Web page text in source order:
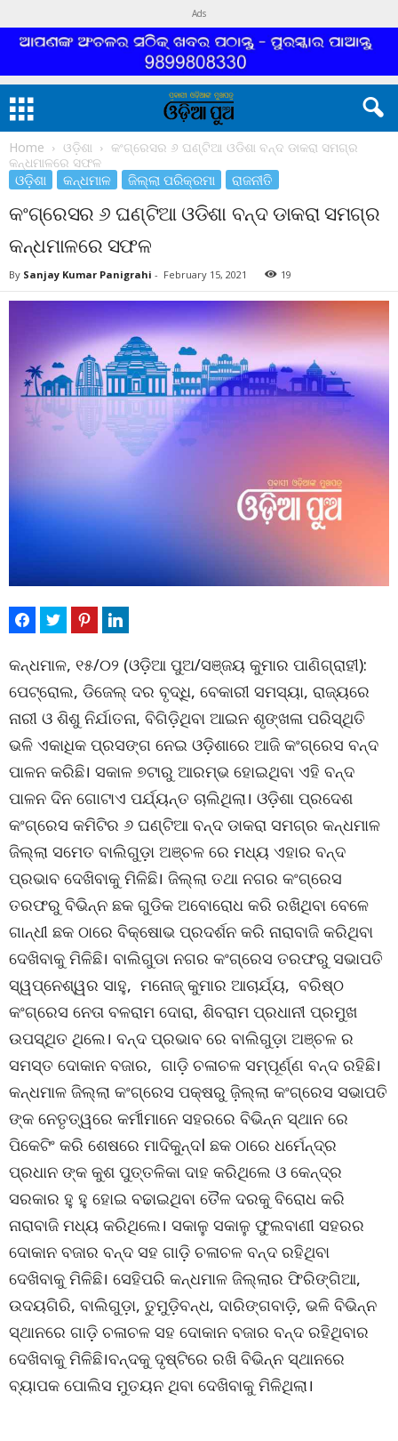
Ads
Home ଓଡ଼ିଶା
କଂଗ୍ରେସର ୬ ଘଣ୍ଟିଆ ଓଡିଶା ବନ୍ଦ ଡାକରା ସମଗ୍ର
କନ୍ଧମାଳରେ ସଫଳ
ଓଡ଼ିଶା କନ୍ଧମାଳ ଜିଲ୍ଲା ପରିକ୍ରମା ରାଜନୀତି
କଂଗ୍ରେସର ୬ ଘଣ୍ଟିଆ ଓଡିଶା ବନ୍ଦ ଡାକରା ସମଗ୍ର
କନ୍ଧମାଳରେ ସଫଳ
By Sanjay Kumar Panigrahi - February 15, 2021 19
କନ୍ଧମାଳ, ୧୫/୦୨ (ଓଡ଼ିଆ ପୁଅ/ସଞ୍ଜୟ କୁମାର ପାଣିଗ୍ରାହୀ):
ପେଟ୍ରୋଲ, ଡିଜେଲ୍ ଦର ବୃଦ୍ଧି, ବେକାରୀ ସମସ୍ୟା, ରାଜ୍ୟରେ
ନାରୀ ଓ ଶିଶୁ ନିର୍ଯାତନା, ବିଗିଡ଼ିଥିବା ଆଇନ ଶୃଙ୍ଖଳା ପରିସ୍ଥିତି
ଭଳି ଏକାଧିକ ପ୍ରସଙ୍ଗ ନେଇ ଓଡ଼ିଶାରେ ଆଜି କଂଗ୍ରେସ ବନ୍ଦ
ପାଳନ କରିଛି। ସକାଳ ୭ଟାରୁ ଆରମ୍ଭ ହୋଇଥିବା ଏହି ବନ୍ଦ
ପାଳନ ଦିନ ଗୋଟାଏ ପର୍ଯ୍ୟନ୍ତ ଚାଲିଥିଲା। ଓଡ଼ିଶା ପ୍ରଦେଶ
କଂଗ୍ରେସ କମିଟିର ୬ ଘଣ୍ଟିଆ ବନ୍ଦ ଡାକରା ସମଗ୍ର କନ୍ଧମାଳ
ଜିଲ୍ଲା ସମେତ ବାଲିଗୁଡ଼ା ଅଞ୍ଚଳ ରେ ମଧ୍ୟ ଏହାର ବନ୍ଦ
ପ୍ରଭାବ ଦେଖିବାକୁ ମିଳିଛି। ଜିଲ୍ଲା ତଥା ନଗର କଂଗ୍ରେସ
ତରଫରୁ ବିଭିନ୍ନ ଛକ ଗୁଡିକ ଅବୋରୋଧ କରି ରଖିଥିବା ବେଳେ
ଗାନ୍ଧୀ ଛକ ଠାରେ ବିକ୍ଷୋଭ ପ୍ରଦର୍ଶନ କରି ନାରାବାଜି କରିଥିବା
ଦେଖିବାକୁ ମିଳିଛି। ବାଲିଗୁଡା ନଗର କଂଗ୍ରେସ ତରଫରୁ ସଭାପତି
ସ୍ୱପ୍ନେଶ୍ୱର ସାହୁ, ମନୋଜ୍ କୁମାର ଆଚାର୍ଯ୍ୟ, ବରିଷ୍ଠ
କଂଗ୍ରେସ ନେତା ବଳରାମ ଦୋରା, ଶିବରାମ ପ୍ରଧାନୀ ପ୍ରମୁଖ
ଉପସ୍ଥିତ ଥିଲେ। ବନ୍ଦ ପ୍ରଭାବ ରେ ବାଲିଗୁଡ଼ା ଅଞ୍ଚଳ ର
ସମସ୍ତ ଦୋକାନ ବଜାର, ଗାଡ଼ି ଚଳାଚଳ ସମ୍ପୂର୍ଣ୍ଣ ବନ୍ଦ ରହିଛି।
କନ୍ଧମାଳ ଜିଲ୍ଲା କଂଗ୍ରେସ ପକ୍ଷରୁ ଜ଼ିଲ୍ଲା କଂଗ୍ରେସ ସଭାପତି
ଙ୍କ ନେତୃତ୍ୱରେ କର୍ମୀମାନେ ସହରରେ ବିଭିନ୍ନ ସ୍ଥାନ ରେ
ପିକେଟିଂ କରି ଶେଷରେ ମାଦିକୁନ୍ଦl ଛକ ଠାରେ ଧର୍ମେନ୍ଦ୍ର
ପ୍ରଧାନ ଙ୍କ କୁଶ ପୁତ୍ତଳିକା ଦାହ କରିଥିଲେ ଓ କେନ୍ଦ୍ର
ସରକାର ହୁ ହୁ ହୋଇ ବଢାଇଥିବା ତୈଳ ଦରକୁ ବିରୋଧ କରି
ନାରାବାଜି ମଧ୍ୟ କରିଥିଲେ। ସକାଳୁ ସକାଳୁ ଫୁଲବାଣୀ ସହରର
ଦୋକାନ ବଜାର ବନ୍ଦ ସହ ଗାଡ଼ି ଚଳାଚଳ ବନ୍ଦ ରହିଥିବା
ଦେଖିବାକୁ ମିଳିଛି। ସେହିପରି କନ୍ଧମାଳ ଜିଲ୍ଲାର ଫିରିଙ୍ଗିଆ,
ଉଦୟଗିରି, ବାଲିଗୁଡ଼ା, ତୁମୁଡ଼ିବନ୍ଧ, ଦାରିଙ୍ଗବାଡ଼ି, ଭଳି ବିଭିନ୍ନ
ସ୍ଥାନରେ ଗାଡ଼ି ଚଳାଚଳ ସହ ଦୋକାନ ବଜାର ବନ୍ଦ ରହିଥିବାର
ଦେଖିବାକୁ ମିଳିଛି।ବନ୍ଦକୁ ଦୃଷ୍ଟିରେ ରଖି ବିଭିନ୍ନ ସ୍ଥାନରେ
ବ୍ୟାପକ ପୋଲିସ ମୁତୟନ ଥିବା ଦେଖିବାକୁ ମିଳିଥିଲା।